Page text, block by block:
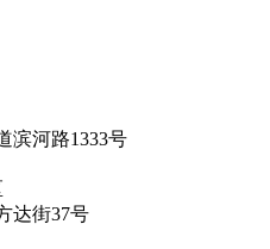
滨河路1333号
达街37号